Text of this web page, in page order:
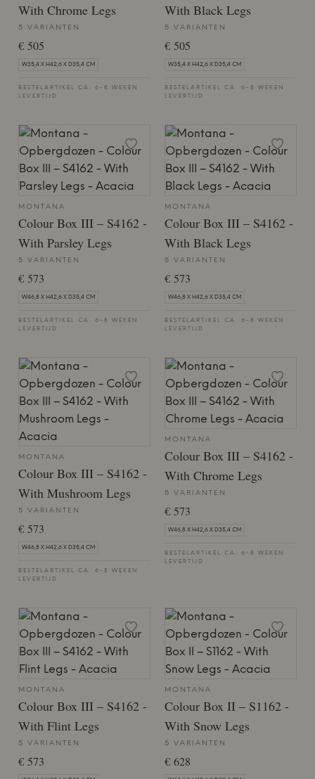
With Chrome Legs
5 VARIANTEN
€ 505
W35,4 X H42,6 X D35,4 CM
BESTELARTIKEL CA. 6-8 WEKEN
LEVERTIJD
With Black Legs
5 VARIANTEN
€ 505
W35,4 X H42,6 X D35,4 CM
BESTELARTIKEL CA. 6-8 WEKEN
LEVERTIJD
MONTANA
Colour Box III – S4162 -
With Parsley Legs
5 VARIANTEN
€ 573
W46,8 X H42,6 X D35,4 CM
BESTELARTIKEL CA. 6-8 WEKEN
LEVERTIJD
MONTANA
Colour Box III – S4162 -
With Black Legs
5 VARIANTEN
€ 573
W46,8 X H42,6 X D35,4 CM
BESTELARTIKEL CA. 6-8 WEKEN
LEVERTIJD
MONTANA
Colour Box III – S4162 -
With Mushroom Legs
5 VARIANTEN
€ 573
W46,8 X H42,6 X D35,4 CM
BESTELARTIKEL CA. 6-8 WEKEN
LEVERTIJD
MONTANA
Colour Box III – S4162 -
With Chrome Legs
5 VARIANTEN
€ 573
W46,8 X H42,6 X D35,4 CM
BESTELARTIKEL CA. 6-8 WEKEN
LEVERTIJD
MONTANA
Colour Box III – S4162 -
With Flint Legs
5 VARIANTEN
€ 573
MONTANA
Colour Box II – S1162 -
With Snow Legs
5 VARIANTEN
€ 628